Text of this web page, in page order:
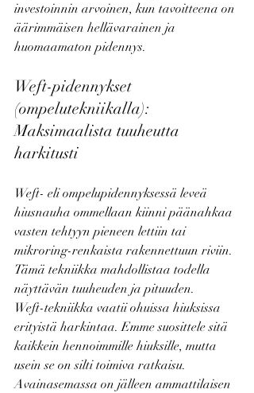
investoinnin arvoinen, kun tavoitteena on
äärimmäisen hellävarainen ja
huomaamaton pidennys.
Weft-pidennykset
(ompelutekniikalla):
Maksimaalista tuuheutta
harkitusti
Weft- eli ompelupidennyksessä leveä
hiusnauha ommellaan kiinni päänahkaa
vasten tehtyyn pieneen lettiin tai
mikroring-renkaista rakennettuun riviin.
Tämä tekniikka mahdollistaa todella
näyttävän tuuheuden ja pituuden.
Weft-tekniikka vaatii ohuissa hiuksissa
erityistä harkintaa. Emme suosittele sitä
kaikkein hennoimmille hiuksille, mutta
usein se on silti toimiva ratkaisu.
Avainasemassa on jälleen ammattilaisen